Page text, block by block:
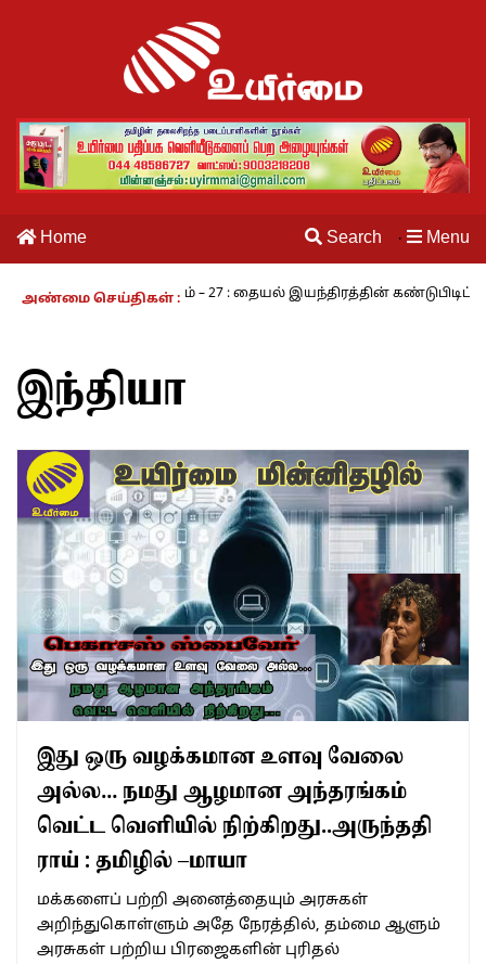
Home Search · Menu
அண்மை செய்திகள் :
காலம் – 27 : தையல் இயந்திரத்தின் கண்டுபிடிப்பாளர் யார்? -
இந்தியா
இது ஒரு வழக்கமான உளவு வேலை
அல்ல… நமது ஆழமான அந்தரங்கம்
வெட்ட வெளியில் நிற்கிறது..அருந்ததி
ராய் : தமிழில் –மாயா
மக்களைப் பற்றி அனைத்தையும் அரசுகள்
அறிந்துகொள்ளும் அதே நேரத்தில், தம்மை ஆளும்
அரசுகள் பற்றிய பிரஜைகளின் புரிதல்